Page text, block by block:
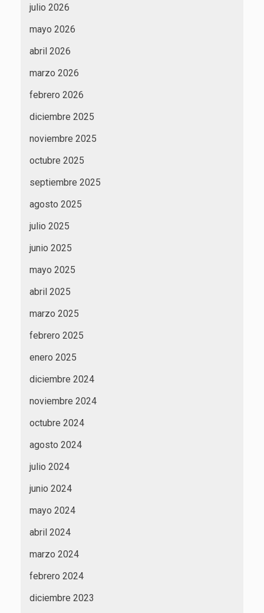
julio 2026
mayo 2026
abril 2026
marzo 2026
febrero 2026
diciembre 2025
noviembre 2025
octubre 2025
septiembre 2025
agosto 2025
julio 2025
junio 2025
mayo 2025
abril 2025
marzo 2025
febrero 2025
enero 2025
diciembre 2024
noviembre 2024
octubre 2024
agosto 2024
julio 2024
junio 2024
mayo 2024
abril 2024
marzo 2024
febrero 2024
diciembre 2023